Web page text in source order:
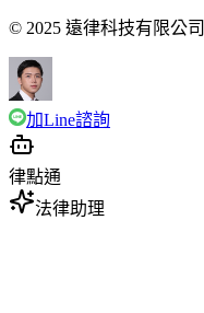
© 2025 遠律科技有限公
加Line諮詢
律點通
法律助理